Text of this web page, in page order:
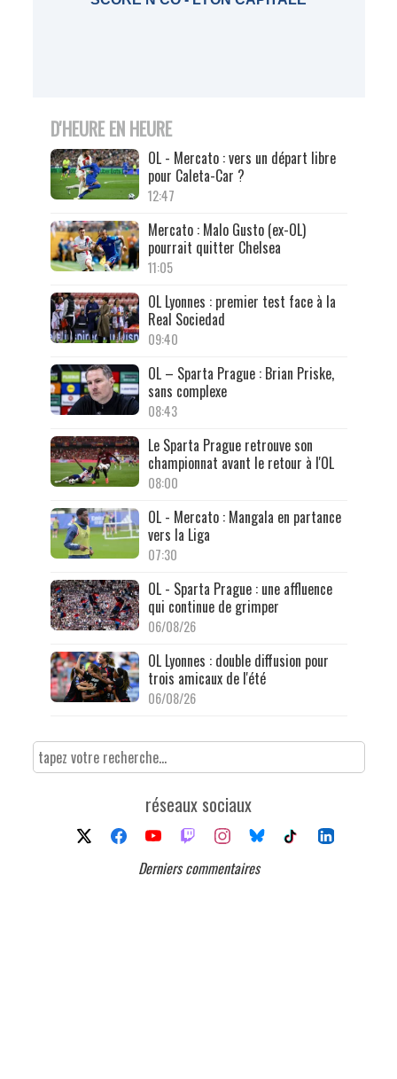
D'HEURE EN HEURE
OL - Mercato : vers un départ libre
pour Caleta-Car ?
12:47
Mercato : Malo Gusto (ex-OL)
pourrait quitter Chelsea
11:05
OL Lyonnes : premier test face à la
Real Sociedad
09:40
OL – Sparta Prague : Brian Priske,
sans complexe
08:43
Le Sparta Prague retrouve son
championnat avant le retour à l'OL
08:00
OL - Mercato : Mangala en partance
vers la Liga
07:30
OL - Sparta Prague : une affluence
qui continue de grimper
06/08/26
OL Lyonnes : double diffusion pour
trois amicaux de l'été
06/08/26
réseaux sociaux
Derniers commentaires